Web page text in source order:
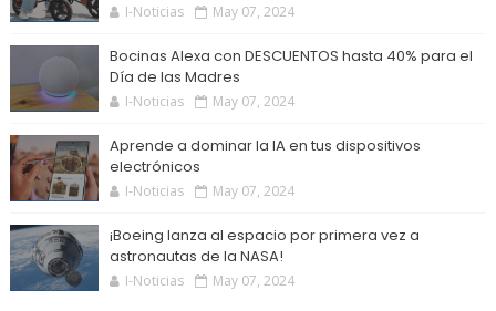
I-Noticias May 07, 2024
Bocinas Alexa con DESCUENTOS hasta 40% para el
Día de las Madres
I-Noticias May 07, 2024
Aprende a dominar la IA en tus dispositivos
electrónicos
I-Noticias May 07, 2024
¡Boeing lanza al espacio por primera vez a
astronautas de la NASA!
I-Noticias May 07, 2024